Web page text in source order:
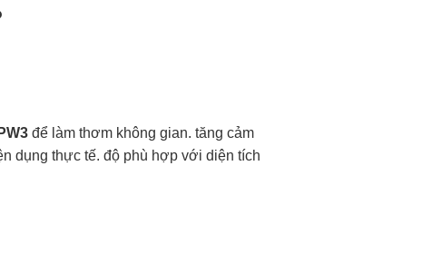
để làm thơm không gian. tăng cảm
dụng thực tế. độ phù hợp với diện tích